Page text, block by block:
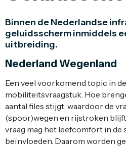
Binnen de Nederlandse
geluidsscherm inmiddels
uitbreiding.
Nederland Wegenland
Een veel voorkomend topic in
mobiliteitsvraagstuk. Hoe
aantal files stijgt, waardoor de
(spoor)wegen en rijstroken
vraag mag het leefcomfort in
beïnvloeden. Daarom worden